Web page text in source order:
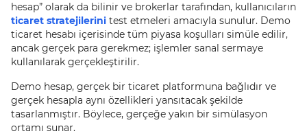
hesap” olarak da bilinir ve brokerlar tarafından, kullanıcıların
ticaret stratejilerini test etmeleri amacıyla sunulur. Demo
ticaret hesabı içerisinde tüm piyasa koşulları simüle edilir,
ancak gerçek para gerekmez; işlemler sanal sermaye
kullanılarak gerçekleştirilir.
Demo hesap, gerçek bir ticaret platformuna bağlıdır ve
gerçek hesapla aynı özellikleri yansıtacak şekilde
tasarlanmıştır. Böylece, gerçeğe yakın bir simülasyon
ortamı sunar.